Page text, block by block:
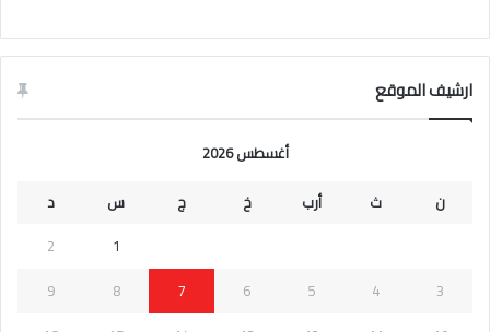
ارشيف الموقع
أغسطس 2026
ن
ث أرب خ ج س
د
1
2
3
4
5
6
7
8
9